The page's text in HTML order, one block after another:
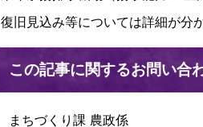
復旧見込み等については詳細が分
この記事に関するお問い合
まちづくり課 農政係